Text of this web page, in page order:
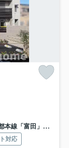
「富田」駅 徒歩25分
対応